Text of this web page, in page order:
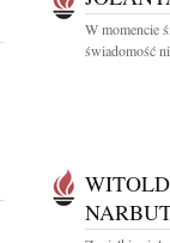
W momencie
świadomość